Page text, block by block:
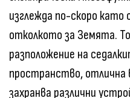
изглежда по-скоро като
отколкото за Земята.
разположение на
пространство,
захранва различни